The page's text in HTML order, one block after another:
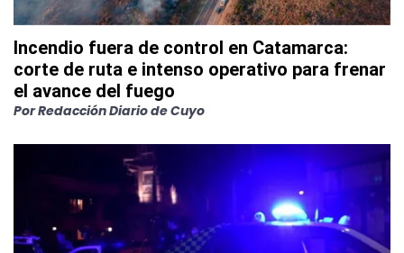
Incendio fuera de control en Catamarca:
corte de ruta e intenso operativo para frenar
el avance del fuego
PorRedacción Diario de Cuyo